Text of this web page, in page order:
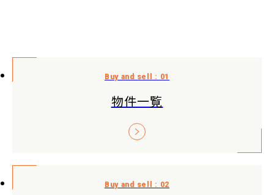
物件一覧